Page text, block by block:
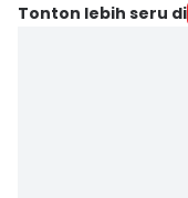
Tonton lebih seru di